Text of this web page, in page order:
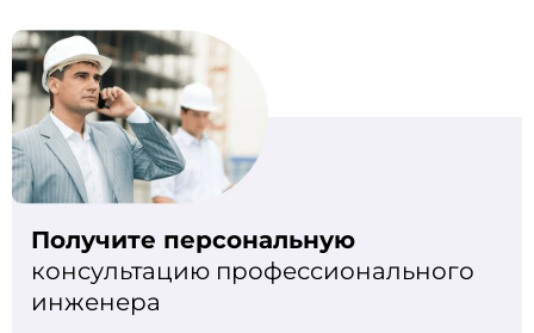
Получите персональную
консультацию профессионального
инженера